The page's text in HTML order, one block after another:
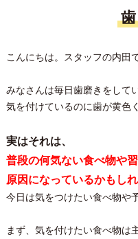
こんにちは。スタッフの内田
みなさんは毎日歯磨きをして
気を付けているのに歯が黄色
実はそれは、
普段の何気ない食べ物や
原因になっているかもし
今日は気をつけたい食べ物や
まず、気を付けたい食べ物は